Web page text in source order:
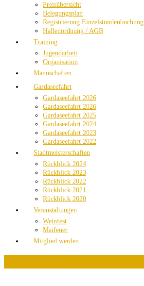
Preisübersicht
Belegungsplan
Registrierung Einzelstundenbuchung
Hallenordnung / AGB
Training
Jugendarbeit
Organisation
Mannschaften
Gardaseefahrt
Gardaseefahrt 2026
Gardaseefahrt 2026
Gardaseefahrt 2025
Gardaseefahrt 2024
Gardaseefahrt 2023
Gardaseefahrt 2022
Stadtmeisterschaften
Rückblick 2024
Rückblick 2023
Rückblick 2022
Rückblick 2021
Rückblick 2020
Veranstaltungen
Weinfest
Maifeuer
Mitglied werden